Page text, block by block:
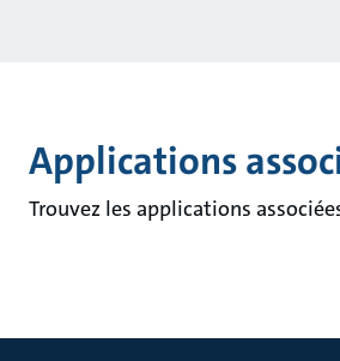
Applications
Trouvez les applications